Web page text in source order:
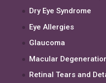
Dry Eye Syndrome
Eye Allergies
Glaucoma
Macular
Retinal Tears and